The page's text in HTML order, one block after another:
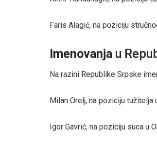
Faris Alagić, na poziciju
Imenovanja u
Na razini Republike Srpske
Milan Orelj, na poziciju
Igor Gavrić, na poziciju suca u